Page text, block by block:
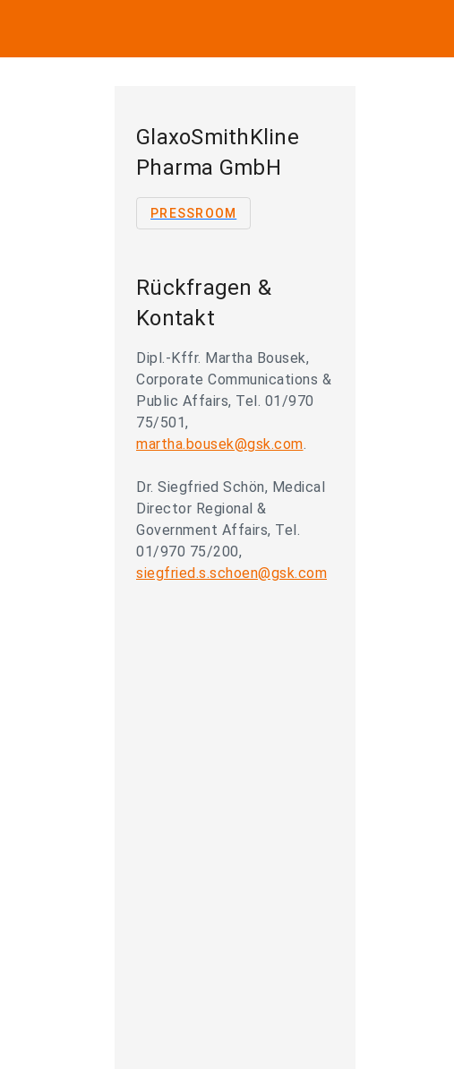
GlaxoSmithKline
Pharma GmbH
PRESSROOM
Rückfragen &
Kontakt
Dipl.-Kffr. Martha Bousek,
Corporate Communications &
Public Affairs, Tel. 01/970
75/501,
martha.bousek@gsk.com.
Dr. Siegfried Schön, Medical
Director Regional &
Government Affairs, Tel.
01/970 75/200,
siegfried.s.schoen@gsk.com